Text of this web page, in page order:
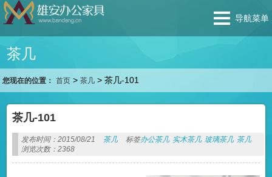
导航菜单
茶几
您现在的位置： 首页 >茶几 >茶几-101
茶几-101
发布时间：2015/08/21 茶几 标签办公茶几 实木茶几 玻璃茶几 茶几
浏览次数：2368